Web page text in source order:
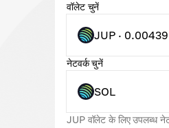
वॉलेट चुनें
JUP · 0.00439
नेटवर्क चुनें
SOL
JUP वॉलेट के लिए उपलब्ध